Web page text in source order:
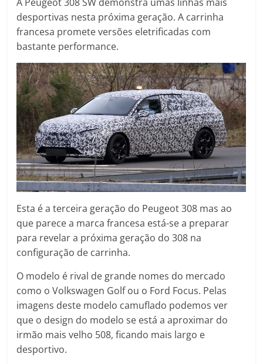
desportivas nesta próxima geração. A carrinha
francesa promete versões eletrificadas com
bastante performance.
Esta é a terceira geração do Peugeot 308 mas ao
que parece a marca francesa está-se a preparar
para revelar a próxima geração do 308 na
configuração de carrinha.
O modelo é rival de grande nomes do mercado
como o Volkswagen Golf ou o Ford Focus. Pelas
imagens deste modelo camuflado podemos ver
que o design do modelo se está a aproximar do
irmão mais velho 508, ficando mais largo e
desportivo.